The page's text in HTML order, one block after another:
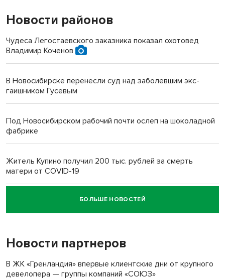
Новости районов
Чудеса Легостаевского заказника показал охотовед
Владимир Коченов
В Новосибирске перенесли суд над заболевшим экс-
гаишником Гусевым
Под Новосибирском рабочий почти ослеп на шоколадной
фабрике
Житель Купино получил 200 тыс. рублей за смерть
матери от COVID-19
Новосибирский суд наказал водителя за смерть
пенсионерки на вокзале
БОЛЬШЕ НОВОСТЕЙ
Новости партнеров
В ЖК «Гренландия» впервые клиентские дни от крупного
девелопера — группы компаний «СОЮЗ»